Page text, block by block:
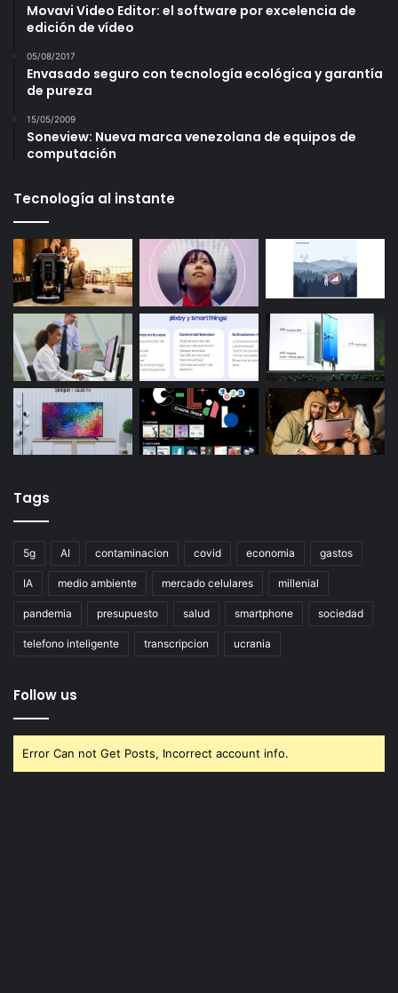
Movavi Video Editor: el software por excelencia de
edición de vídeo
05/08/2017
Envasado seguro con tecnología ecológica y garantía
de pureza
15/05/2009
Soneview: Nueva marca venezolana de equipos de
computación
Tecnología al instante
Tags
5g AI contaminacion covid economia gastos
IA medio ambiente mercado celulares millenial
pandemia presupuesto salud smartphone sociedad
telefono inteligente transcripcion ucrania
Follow us
Error Can not Get Posts, Incorrect account info.